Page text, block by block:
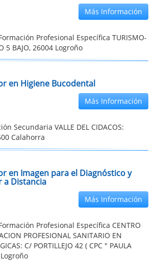
Más Información
Profesional Específica TURISMO-
5 BAJO, 26004 Logroño
en Higiene Bucodental
Más Información
Secundaria VALLE DEL CIDACOS:
Calahorra
en Imagen para el Diagnóstico y
a Distancia
Más Información
Profesional Específica CENTRO
PROFESIONAL SANITARIO EN
C/ PORTILLEJO 42 ( CPC " PAULA